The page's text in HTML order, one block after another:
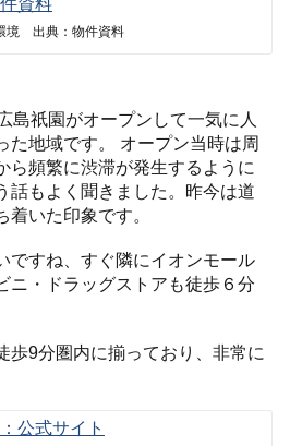
境 出典：物件資料
島祇園がオープンして一気に人
た地域です。 オープン当時は周
ら頻繁に渋滞が発生するように
話もよく聞きました。昨今は道
いた印象です。
ですね、すぐ隣にイオンモール
ニ・ドラッグストアも徒歩６分
歩9分圏内に揃っており、非常に